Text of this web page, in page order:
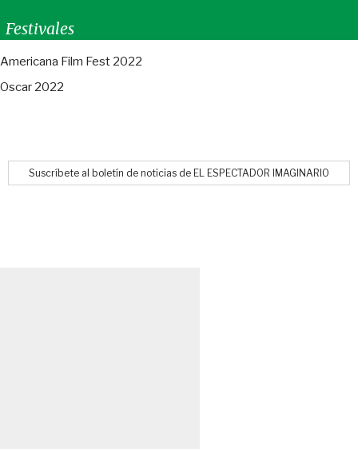
Festivales
Americana Film Fest 2022
Oscar 2022
Suscríbete al boletín de noticias de EL ESPECTADOR IMAGINARIO